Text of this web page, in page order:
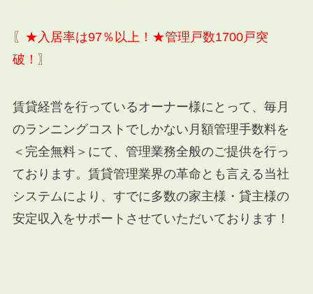
〖★入居率は97％以上！★管理戸数1700戸突
破！〗
賃貸経営を行っているオーナー様にとって、毎月
のランニングコストでしかない月額管理手数料を
＜完全無料＞にて、管理業務全般のご提供を行っ
ております。賃貸管理業界の革命とも言える当社
システムにより、すでに多数の家主様・貸主様の
安定収入をサポートさせていただいております！